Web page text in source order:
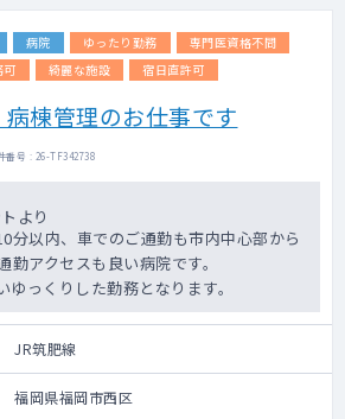
病院 ゆったり勤務
専門医資格不問
可 綺麗な施設 宿日直許可
病棟管理のお仕事です
番号 : 26-TF342738
より
以内、車でのご通勤も市内中心部から
アクセスも良い病院です。
っくりした勤務となります。
JR筑肥線
福岡県福岡市西区